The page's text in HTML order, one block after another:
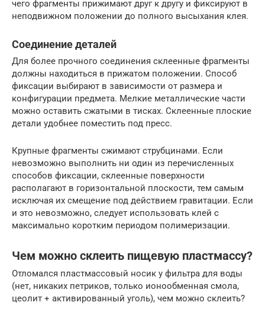
чего фрагменты прижимают друг к другу и фиксируют в
неподвижном положении до полного высыхания клея.
Соединение деталей
Для более прочного соединения склеенные фрагменты
должны находиться в прижатом положении. Способ
фиксации выбирают в зависимости от размера и
конфигурации предмета. Мелкие металлические части
можно оставить сжатыми в тисках. Склеенные плоские
детали удобнее поместить под пресс.
Крупные фрагменты сжимают струбцинами. Если
невозможно выполнить ни один из перечисленных
способов фиксации, склеенные поверхности
располагают в горизонтальной плоскости, тем самым
исключая их смещение под действием гравитации. Если
и это невозможно, следует использовать клей с
максимально коротким периодом полимеризации.
Чем можно склеить пищевую пластмассу?
Отломался пластмассовый носик у фильтра для воды
(нет, никаких петриков, только ионообменная смола,
цеолит + активированный уголь), чем можно склеить?